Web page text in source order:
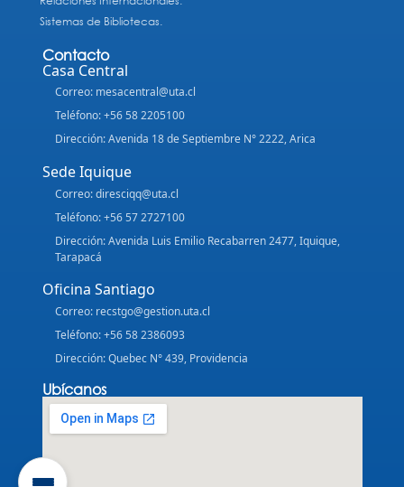
Sistemas de Bibliotecas.
Contacto
Casa Central
Correo: mesacentral@uta.cl
Teléfono: +56 58 2205100
Dirección: Avenida 18 de Septiembre N° 2222, Arica
Sede Iquique
Correo: diresciqq@uta.cl
Teléfono: +56 57 2727100
Dirección: Avenida Luis Emilio Recabarren 2477, Iquique,
Tarapacá
Oficina Santiago
Correo: recstgo@gestion.uta.cl
Teléfono: +56 58 2386093
Dirección: Quebec N° 439, Providencia
Ubícanos